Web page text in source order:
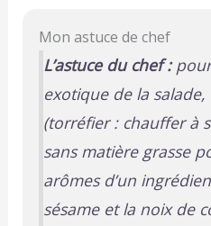
Mon astuce de chef
L’astuce du chef :pour
exotique de la
(torréfier : chauffer à
sans matière grasse
arômes d’un
sésame et la noix de